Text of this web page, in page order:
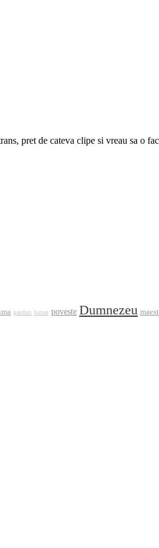
pret de cateva clipe si vreau sa o
ganduri batran poveste Dumnezeu